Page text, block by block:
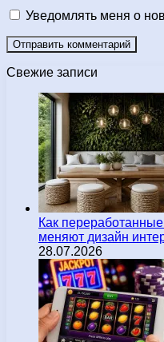
Уведомлять меня о
Свежие записи
Как
меняют дизайн
28.07.2026